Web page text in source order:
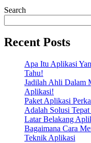
Search
Recent Posts
Apa Itu Aplikasi
Tahu!
Jadilah Ahli Dalam
Aplikasi!
Paket Aplikasi
Adalah Solusi
Latar Belakang
Bagaimana Cara
Teknik Aplikasi